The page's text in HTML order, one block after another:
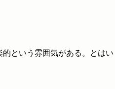
という雰囲気がある。とはい